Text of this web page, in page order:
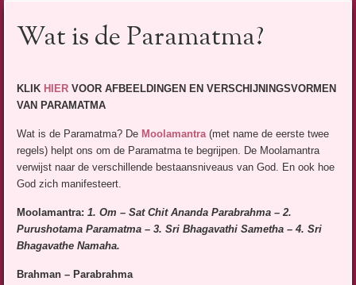
naar
Wat is de Paramatma?
KLIK HIER VOOR AFBEELDINGEN EN VERSCHIJNINGSVORMEN
VAN PARAMATMA
Wat is de Paramatma? De Moolamantra(met name de eerste twee
regels) helpt ons om de Paramatma te begrijpen. De Moolamantra
verwijst naar de verschillende bestaansniveaus van God. En ook hoe
God zich manifesteert.
Moolamantra: 1. Om – Sat Chit Ananda Parabrahma – 2.
Purushotama Paramatma – 3. Sri Bhagavathi Sametha – 4. Sri
Bhagavathe Namaha.
Brahman – Parabrahma